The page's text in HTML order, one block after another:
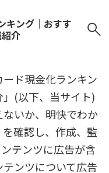
キング｜おすす
介
ド現金化ランキン
(以下、当サイト)
いか、明快でわか
確認し、作成、監
テンツに広告が含
ンツについて広告